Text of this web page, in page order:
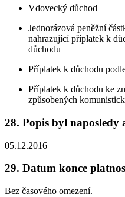
Vdovecký důchod
Jednorázová peněžní
nahrazující příplatek k
důchodu
Příplatek k důchodu
Příplatek k důchodu ke
způsobených
28. Popis byl naposledy
05.12.2016
29. Datum konce
Bez časového omezení.